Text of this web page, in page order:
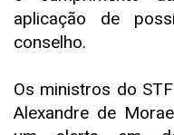
aplicação de
conselho.
Os ministros do
Alexandre de